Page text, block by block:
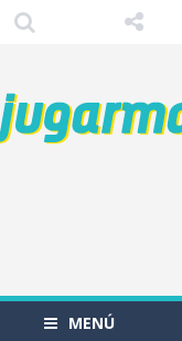
MENÚ